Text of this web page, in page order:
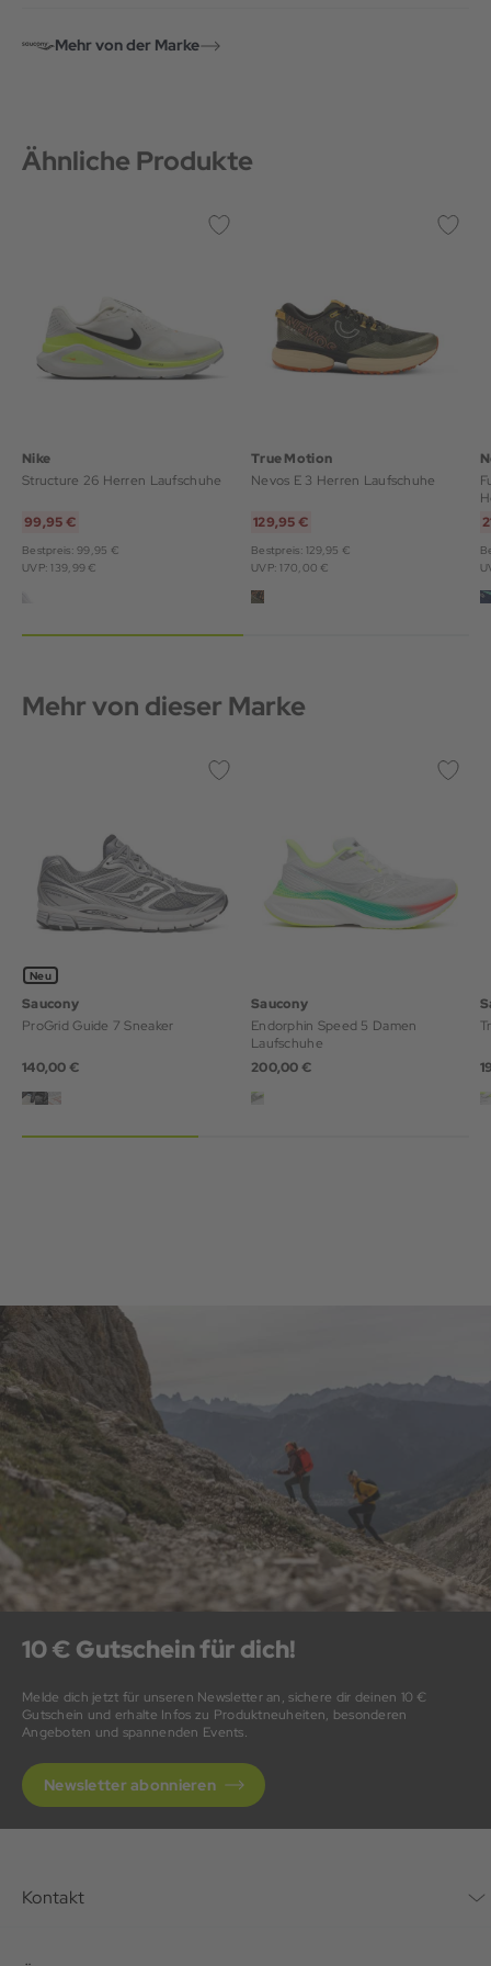
Mehr von der Marke
Ähnliche Produkte
Nike
Structure 26 Herren Laufschuhe
99,95 €
Bestpreis: 99,95 €
UVP: 139,99 €
True Motion
Nevos E 3 Herren Laufschuhe
129,95 €
Bestpreis: 129,95 €
UVP: 170,00 €
Mehr von dieser Marke
Neu
Saucony
ProGrid Guide 7 Sneaker
140,00 €
Saucony
Endorphin Speed 5 Damen
Laufschuhe
200,00 €
10 € Gutschein für dich!
Melde dich jetzt für unseren Newsletter an, sichere dir deinen 10 €
Gutschein und erhalte Infos zu Produktneuheiten, besonderen
Angeboten und spannenden Events.
Newsletter abonnieren
Kontakt